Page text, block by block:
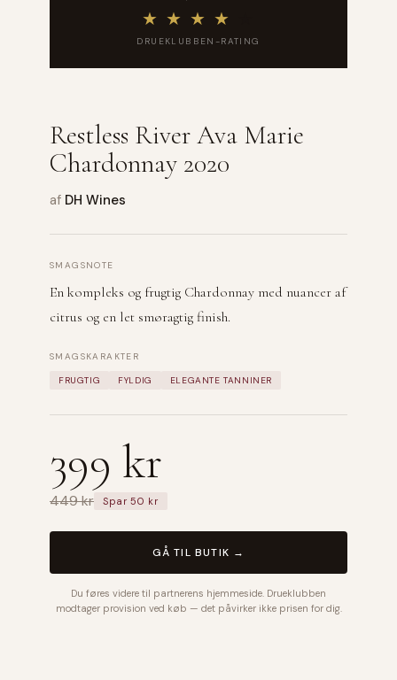
★ ★ ★ ★
DRUEKLUBBEN-RATING
Restless River Ava Marie
Chardonnay 2020
af DH Wines
SMAGSNOTE
En kompleks og frugtig Chardonnay med nuancer af
citrus og en let smøragtig finish.
SMAGSKARAKTER
FRUGTIG FYLDIG ELEGANTE TANNINER
399 kr
449 kr Spar 50 kr
GÅ TIL BUTIK →
Du føres videre til partnerens hjemmeside. Drueklubben
modtager provision ved køb — det påvirker ikke prisen for dig.